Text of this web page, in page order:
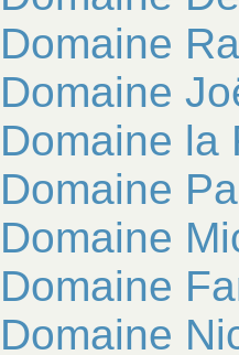
Domaine
Domaine
Domaine la
Domaine
Domaine
Domaine
Domaine